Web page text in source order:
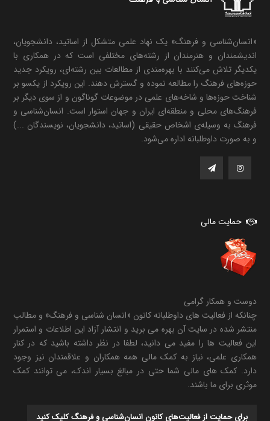
«انسان‌شناسی و فرهنگ» یک نهاد علمی متشکل از اساتید، دانشجویان،
اندیشمندان و هنرمندان از رشته‌های مختلفی است که در همکاری با
یکدیگر تلاش می‌کنند با بهره‌مندی از مطالعات بین رشته‌ای، رویکرد جدید
حوزه‌های فرهنگ را مطالعه نموده و گسترش دهند. این رویکرد از یکسو بر
شناخت حوزه‌ها و شاخه‌های علمی در موضوعات گوناگون و از سوی دیگر بر
فرهنگ‌های محلی و منطقه‌ای ایران و جهان استوار است. انسان‌شناسی و
فرهنگ به وسیله‌ی اشخاص حقیقی (اساتید، دانشجویان، نویسندگان ...)
و به صورت داوطلبانه اداره می‌شود.
حمایت مالی
دوست و همکار گرامی
چنانکه از فعالیت های داوطلبانه کانون «انسان شناسی و فرهنگ» و مطالب
منتشر شده در سایت آن بهره می برید و انتشار آزاد این اطلاعات و استمرار
این فعالیت ها را مفید می دانید، لطفا در نظر داشته باشید که در کنار
همکاری علمی، نیاز به کمک مالی همه همکاران و علاقمندان نیز وجود
دارد. کمک های مالی شما حتی در مبالغ بسیار اندک، می توانند کمک
موثری برای ما باشند.
برای حمایت از فعالیت‌های کانون انسان‌شناسی و فرهنگ کلیک کنید